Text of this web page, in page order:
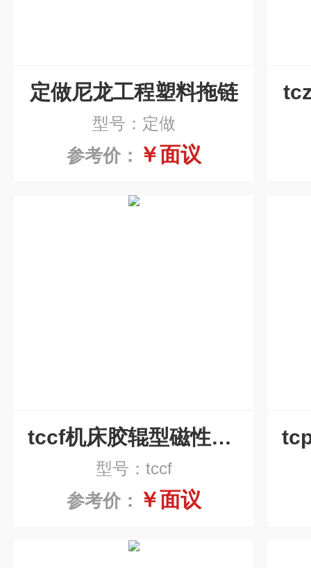
定做尼龙工程塑料拖链
型号：定做
参考价： ￥面议
tccf机床胶辊型磁性分离器
型号：tccf
参考价： ￥面议